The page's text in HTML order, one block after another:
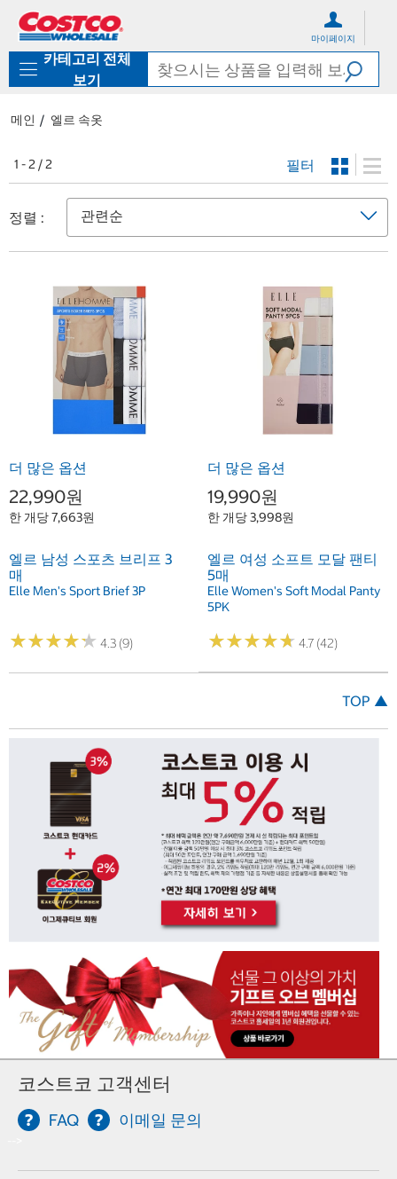
로
기
가
마이페이지
카테고리 전체
보기
메인 엘르 속옷
1 - 2 / 2 필터
정렬 :
더 많은 옵션
22,990원
한 개당 7,663원
엘르 남성 스포츠 브리프 3
매
Elle Men's Sport Brief 3P
★★★★★
★★★★★ 4.3 (9)
더 많은 옵션
19,990원
한 개당 3,998원
엘르 여성 소프트 모달 팬티
5매
Elle Women's Soft Modal Panty
5PK
★★★★★
★★★★★ 4.7 (42)
TOP ▲
코스트코 고객센터
FAQ 이메일 문의